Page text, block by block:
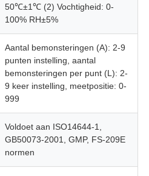
50℃±1℃ (2) Vochtigheid: 0-
100% RH±5%
Aantal bemonsteringen (A): 2-9
punten instelling, aantal
bemonsteringen per punt (L): 2-
9 keer instelling, meetpositie: 0-
999
Voldoet aan ISO14644-1,
GB50073-2001, GMP, FS-209E
normen